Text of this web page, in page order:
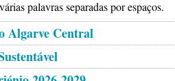
palavras separadas por espaços.
Algarve Central